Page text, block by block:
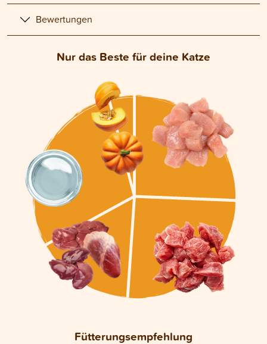
Bewertungen
Nur das Beste für deine Katze
Fütterungsempfehlung